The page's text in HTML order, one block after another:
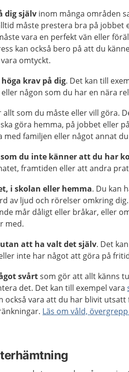
dig själv inom många områden
måste prestera bra på jobbet
vara en perfekt vän eller
kan också bero på att du
omtyckt.
krav på dig. Det kan till
eller någon som du har en nära
allt som du måste eller vill göra.
göra hemma, på jobbet eller
med familjen eller något annat
du inte känner att du har
framtiden eller att andra
i skolan eller hemma. Du kan
av ljud och rörelser omkring
mår dåligt eller bråkar, eller
med.
att ha valt det själv. Det
inte har något att göra på
svårtsom gör att allt känns
det. Det kan till exempel vara
också vara att du har blivit utsatt
Läs om våld,